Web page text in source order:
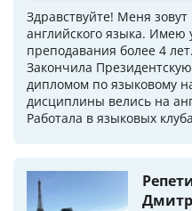
Здравствуйте! Меня зовут
английского языка. Имею
преподавания более 4 лет.
Закончила
дипломом по языковому
дисциплины велись на
Работала в языковых